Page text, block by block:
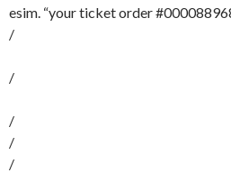
esim. “your ticket order
/
/
/
/
/